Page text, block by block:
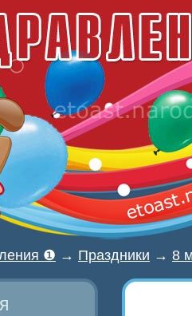
❶ → Праздники → 8